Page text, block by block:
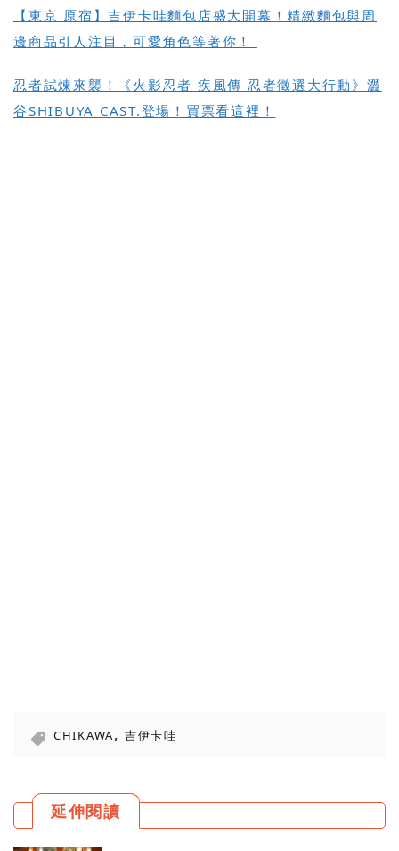
【東京 原宿】吉伊卡哇麵包店盛大開幕！精緻麵包與周
邊商品引人注目，可愛角色等著你！
忍者試煉來襲！《火影忍者 疾風傳 忍者徵選大行動》澀
谷SHIBUYA CAST.登場！買票看這裡！
CHIKAWA, 吉伊卡哇
延伸閱讀